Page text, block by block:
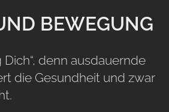
BEWEGUNG
denn ausdauernde
die Gesundheit und zwar